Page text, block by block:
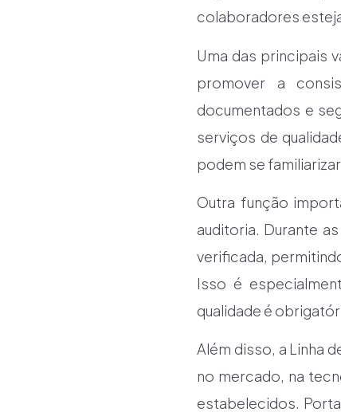
colaboradores
Uma das principais
promover a
documentados e
serviços de
podem se
Outra função
auditoria. Durante
verificada,
Isso é
qualidade é
Além disso, a Linha
no mercado, na
estabelecidos.